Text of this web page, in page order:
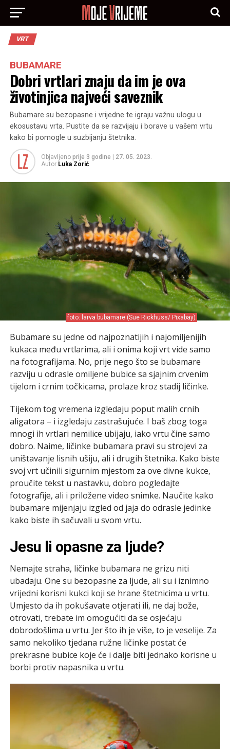
VRT
BUBAMARE
Dobri vrtlari znaju da im je ova
životinjica najveći saveznik
Bubamare su bezopasne i vrijedne te igraju važnu ulogu u
ekosustavu vrta. Pustite da se razvijaju i borave u vašem vrtu
kako bi pomogle u suzbijanju štetnika.
Objavljeno prije 3 godine
27. 05. 2023.
Autor Luka Zorić
foto: larva bubamare (Sue Rickhuss/ Pixabay)
Bubamare su jedne od najpoznatijih i najomiljenijih
kukaca među vrtlarima, ali i onima koji vrt vide samo
na fotografijama. No, prije nego što se bubamare
razviju u odrasle omiljene bubice sa sjajnim crvenim
tijelom i crnim točkicama, prolaze kroz stadij ličinke.
Tijekom tog vremena izgledaju poput malih crnih
aligatora – i izgledaju zastrašujuće. I baš zbog toga
mnogi ih vrtlari nemilice ubijaju, iako vrtu čine samo
dobro. Naime, ličinke bubamara pravi su strojevi za
uništavanje lisnih ušiju, ali i drugih štetnika. Kako biste
svoj vrt učinili sigurnim mjestom za ove divne kukce,
proučite tekst u nastavku, dobro pogledajte
fotografije, ali i priložene video snimke. Naučite kako
bubamare mijenjaju izgled od jaja do odrasle jedinke
kako biste ih sačuvali u svom vrtu.
Jesu li opasne za ljude?
Nemajte straha, ličinke bubamara ne grizu niti
ubadaju. One su bezopasne za ljude, ali su i iznimno
vrijedni korisni kukci koji se hrane štetnicima u vrtu.
Umjesto da ih pokušavate otjerati ili, ne daj bože,
otrovati, trebate im omogućiti da se osjećaju
dobrodošlima u vrtu. Jer što ih je više, to je veselije. Za
samo nekoliko tjedana ružne ličinke postat će
prekrasne bubice koje će i dalje biti jednako korisne u
borbi protiv napasnika u vrtu.